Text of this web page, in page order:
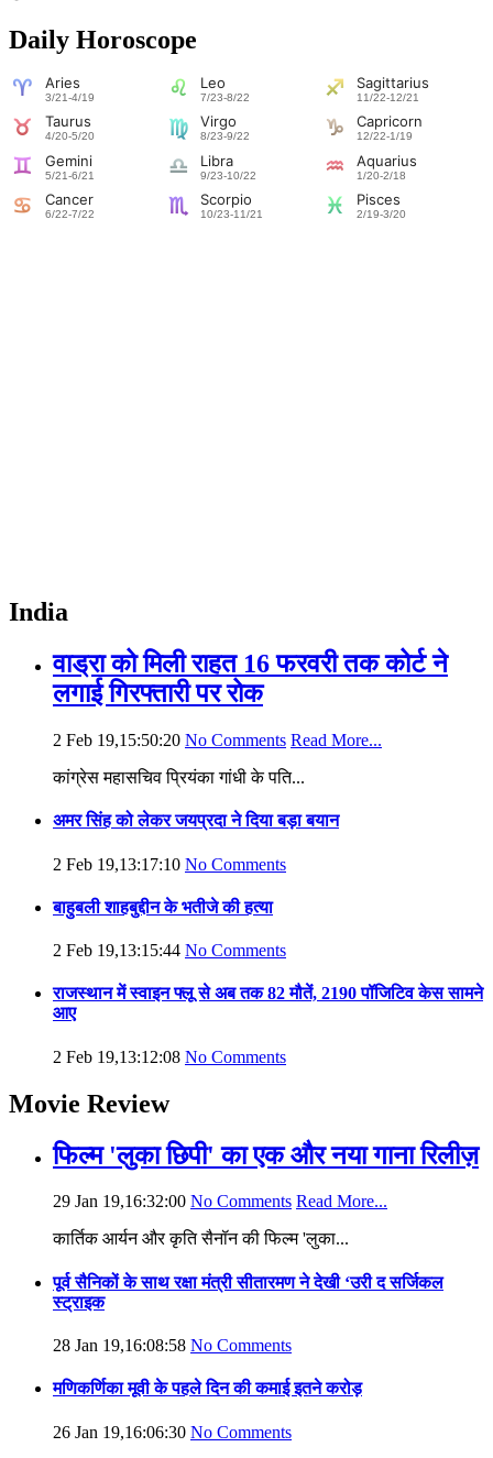
Daily Horoscope
India
वाड्रा को मिली राहत 16 फरवरी तक कोर्ट ने
लगाई गिरफ्तारी पर रोक
2 Feb 19,15:50:20 No Comments Read More...
कांग्रेस महासचिव प्रियंका गांधी के पति...
अमर सिंह को लेकर जयप्रदा ने दिया बड़ा बयान
2 Feb 19,13:17:10 No Comments
बाहुबली शाहबुद्दीन के भतीजे की हत्या
2 Feb 19,13:15:44 No Comments
राजस्थान में स्वाइन फ्लू से अब तक 82 मौतें, 2190 पॉजिटिव केस सामने
आए
2 Feb 19,13:12:08 No Comments
Movie Review
फिल्म 'लुका छिपी' का एक और नया गाना रिलीज़
29 Jan 19,16:32:00 No Comments Read More...
कार्तिक आर्यन और कृति सैनॉन की फिल्म 'लुका...
पूर्व सैनिकों के साथ रक्षा मंत्री सीतारमण ने देखी ‘उरी द सर्जिकल
स्ट्राइक
28 Jan 19,16:08:58 No Comments
मणिकर्णिका मूवी के पहले दिन की कमाई इतने करोड़
26 Jan 19,16:06:30 No Comments